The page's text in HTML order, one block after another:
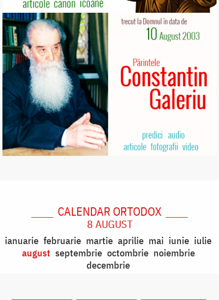
CALENDAR ORTODOX
8 AUGUST
ianuarie februarie martie aprilie mai iunie iulie
august septembrie octombrie noiembrie
decembrie